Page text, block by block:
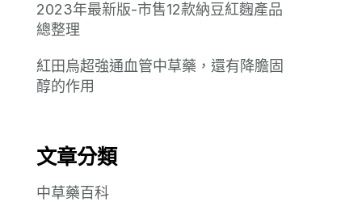
2023年最新版-市售12款納豆紅麴產品
總整理
紅田烏超強通血管中草藥，還有降膽固
醇的作用
文章分類
中草藥百科